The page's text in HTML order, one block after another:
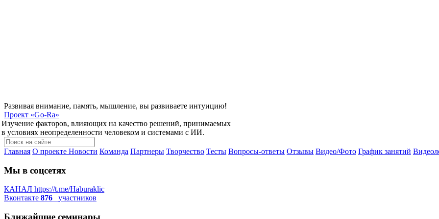
Развивая внимание, память, мышление, вы развиваете интуицию!
Проект «Go-Ra»
Изучение факторов, влияющих на качество решений, принимаемых
в условиях неопределенности человеком и системами с ИИ.
Главная О проекте Новости Команда Партнеры Творчество Тесты Вопросы-ответы Отзывы Видео/Фото График занятий
Мы в соцсетях
КАНАЛ https://t.me/Haburaklic
Вконтакте 876 участников
Ближайшие семинары